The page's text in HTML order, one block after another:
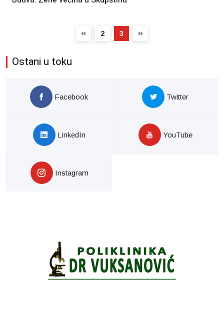
2 3
Ostani u toku
Facebook Twitter
LinkedIn YouTube
Instagram